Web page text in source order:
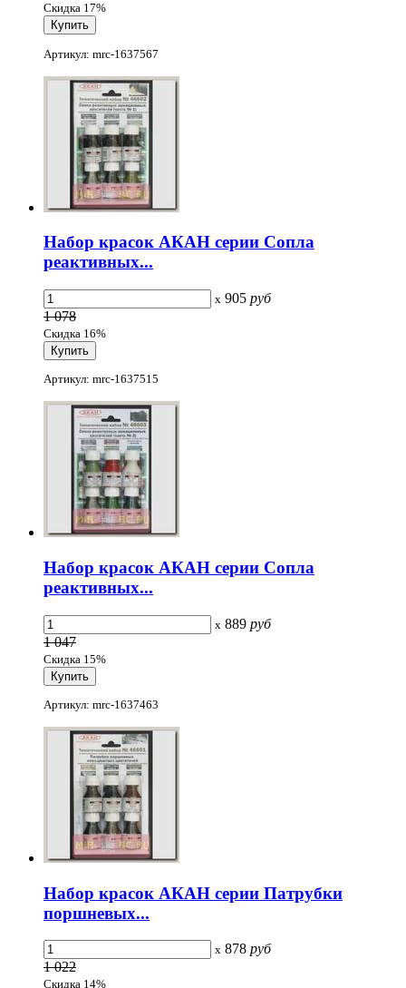
Скидка 17%
Артикул: mrc-1637567
Набор красок АКАН серии Сопла
реактивных...
x 905 руб
1 078
Скидка 16%
Артикул: mrc-1637515
Набор красок АКАН серии Сопла
реактивных...
x 889 руб
1 047
Скидка 15%
Артикул: mrc-1637463
Набор красок АКАН серии Патрубки
поршневых...
x 878 руб
1 022
Скидка 14%